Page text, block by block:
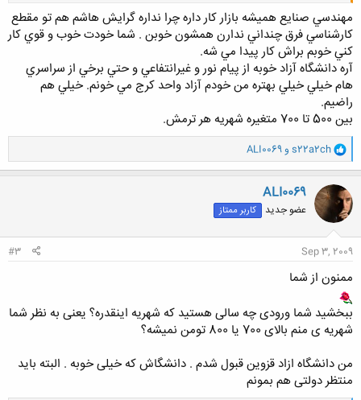
کلیک کنید تا باز شود...
مهندسي صنايع هميشه بازار كار داره چرا نداره گرايش هاشم هم تو مقطع
كارشناسي فرق چنداني ندارن همشون خوبن . شما خودت خوب و قوي كار
كني خوبم براش كار پيدا مي شه.
آره دانشگاه آزاد خوبه از پيام نور و غيرانتفاعي و حتي برخي از سراسري
هام خيلي خيلي بهتره من خودم آزاد واحد كرج مي خونم. خيلي هم
راضيم.
بين 500 تا 700 متغيره شهريه هر ترمش.
و
ا
ک
ن
ش
ه
ا
s22a2ch و ALI0069
ALI0069
عضو جدید کاربر ممتاز
Sep 3, 2009
#3
ممنون از شما
ببخشید شما ورودی چه سالی هستید که شهریه اینقدره؟ یعنی به نظر شما
شهریه ی منم بالای 700 یا 800 تومن نمیشه؟
من دانشگاه ازاد قزوین قبول شدم . دانشگاش که خیلی خوبه . البته باید
منتظر دولتی هم بمونم